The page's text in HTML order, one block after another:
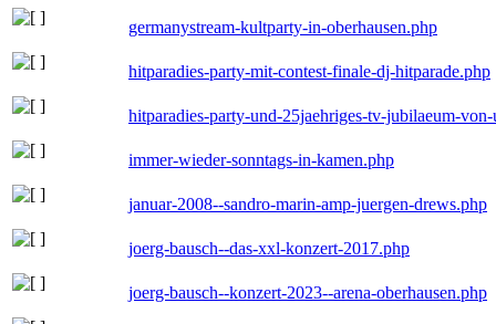
germanystream-kultparty-in-oberhausen.php
hitparadies-party-mit-contest-finale-dj-hitparade.php
hitparadies-party-und-25jaehriges-tv-jubilaeum-
immer-wieder-sonntags-in-kamen.php
januar-2008--sandro-marin-amp-juergen-drews.php
joerg-bausch--das-xxl-konzert-2017.php
joerg-bausch--konzert-2023--arena-oberhausen.php